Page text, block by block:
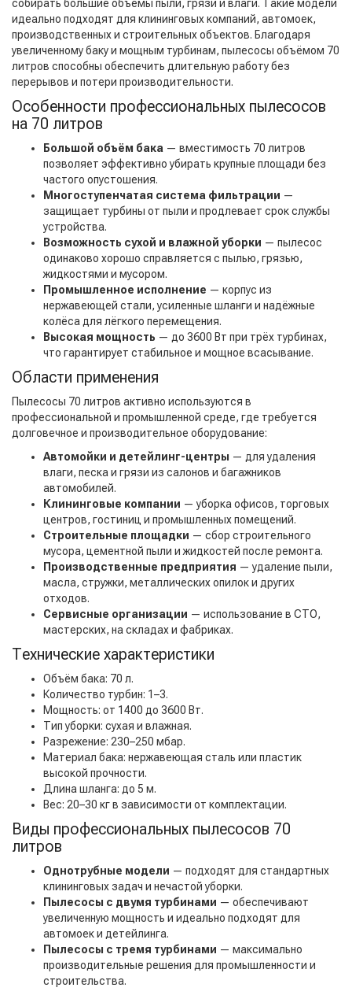
собирать большие объёмы пыли, грязи и влаги. Такие модели
идеально подходят для клининговых компаний, автомоек,
производственных и строительных объектов. Благодаря
увеличенному баку и мощным турбинам, пылесосы объёмом 70
литров способны обеспечить длительную работу без
перерывов и потери производительности.
Особенности профессиональных пылесосов
на 70 литров
Большой объём бака — вместимость 70 литров
позволяет эффективно убирать крупные площади без
частого опустошения.
Многоступенчатая система фильтрации —
защищает турбины от пыли и продлевает срок службы
устройства.
Возможность сухой и влажной уборки — пылесос
одинаково хорошо справляется с пылью, грязью,
жидкостями и мусором.
Промышленное исполнение — корпус из
нержавеющей стали, усиленные шланги и надёжные
колёса для лёгкого перемещения.
Высокая мощность — до 3600 Вт при трёх турбинах,
что гарантирует стабильное и мощное всасывание.
Области применения
Пылесосы 70 литров активно используются в
профессиональной и промышленной среде, где требуется
долговечное и производительное оборудование:
Автомойки и детейлинг-центры — для удаления
влаги, песка и грязи из салонов и багажников
автомобилей.
Клининговые компании — уборка офисов, торговых
центров, гостиниц и промышленных помещений.
Строительные площадки — сбор строительного
мусора, цементной пыли и жидкостей после ремонта.
Производственные предприятия — удаление пыли,
масла, стружки, металлических опилок и других
отходов.
Сервисные организации — использование в СТО,
мастерских, на складах и фабриках.
Технические характеристики
Объём бака: 70 л.
Количество турбин: 1–3.
Мощность: от 1400 до 3600 Вт.
Тип уборки: сухая и влажная.
Разрежение: 230–250 мбар.
Материал бака: нержавеющая сталь или пластик
высокой прочности.
Длина шланга: до 5 м.
Вес: 20–30 кг в зависимости от комплектации.
Виды профессиональных пылесосов 70
литров
Однотрубные модели — подходят для стандартных
клининговых задач и нечастой уборки.
Пылесосы с двумя турбинами — обеспечивают
увеличенную мощность и идеально подходят для
автомоек и детейлинга.
Пылесосы с тремя турбинами — максимально
производительные решения для промышленности и
строительства.